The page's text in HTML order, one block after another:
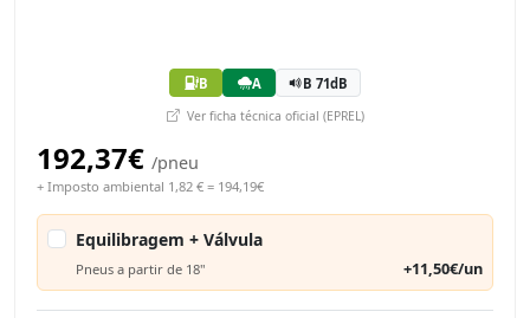
B A B 71dB
Ver ficha técnica oficial (EPREL)
192,37€ /pneu
+ Imposto ambiental 1,82 € = 194,19€
Equilibragem + Válvula
Pneus a partir de 18" +11,50€/un